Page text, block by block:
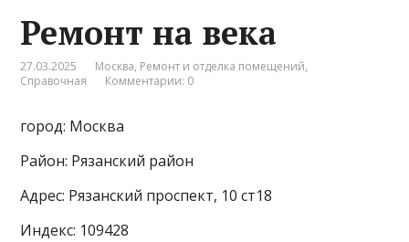
Ремонт на века
27.03.2025 Москва, Ремонт и отделка помещений,
Справочная
Комментарии: 0
город: Москва
Район: Рязанский район
Адрес: Рязанский проспект, 10 ст18
Индекс: 109428